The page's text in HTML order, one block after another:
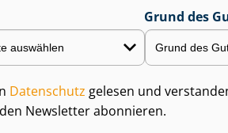
Grund des
Datenschutz gelesen und
Newsletter abonnieren.